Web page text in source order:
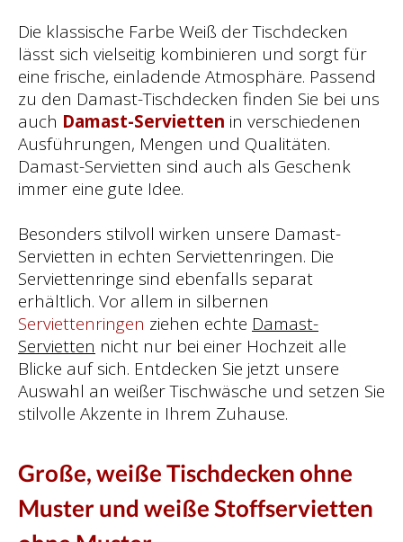
Die klassische Farbe Weiß der Tischdecken
lässt sich vielseitig kombinieren und sorgt für
eine frische, einladende Atmosphäre. Passend
zu den Damast-Tischdecken finden Sie bei uns
auch Damast-Servietten in verschiedenen
Ausführungen, Mengen und Qualitäten.
Damast-Servietten sind auch als Geschenk
immer eine gute Idee.
Besonders stilvoll wirken unsere Damast-
Servietten in echten Serviettenringen. Die
Serviettenringe sind ebenfalls separat
erhältlich. Vor allem in silbernen
Serviettenringen ziehen echte Damast-
Servietten nicht nur bei einer Hochzeit alle
Blicke auf sich. Entdecken Sie jetzt unsere
Auswahl an weißer Tischwäsche und setzen Sie
stilvolle Akzente in Ihrem Zuhause.
Große, weiße Tischdecken ohne
Muster und weiße Stoffservietten